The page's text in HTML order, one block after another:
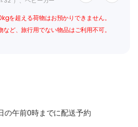
を超える荷物はお預かりできません。
ど、旅行用でない物品はご利用不可。
の午前0時までに配送予約